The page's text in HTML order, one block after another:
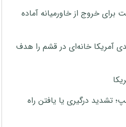
برای خروج از خاورمیانه آماده
بمب ۲۰۰۰ پوندی آمریکا خانه‌ای در قشم را هدف
تشدید درگیری یا یافتن راه